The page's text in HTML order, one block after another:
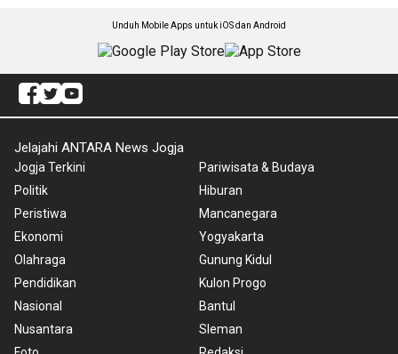
Unduh Mobile Apps untuk iOS dan Android
Jelajahi ANTARA News Jogja
Jogja Terkini
Politik
Peristiwa
Ekonomi
Olahraga
Pendidikan
Nasional
Nusantara
Pariwisata & Budaya
Hiburan
Mancanegara
Yogyakarta
Gunung Kidul
Kulon Progo
Bantul
Sleman